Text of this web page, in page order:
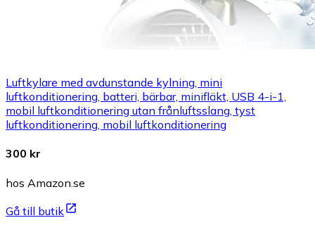
Luftkylare med avdunstande kylning, mini
luftkonditionering, batteri, bärbar, minifläkt, USB 4-i-1,
mobil luftkonditionering utan frånluftsslang, tyst
luftkonditionering, mobil luftkonditionering
300 kr
hos Amazon.se
Gå till butik